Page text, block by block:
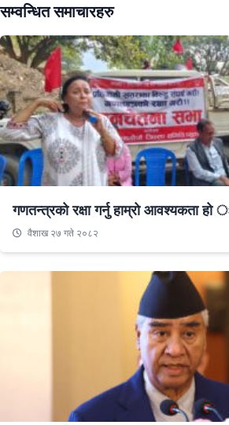
सम्वन्धित समाचारहरु
गणतन्त्रको रक्षा गर्नु हाम्रो आवश्यकता हो
वैशाख २७ गते २०८२